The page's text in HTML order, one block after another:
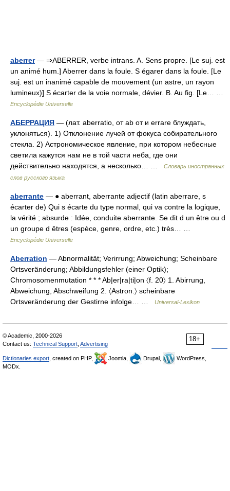
aberrer— ⇒ABERRER, verbe intrans. A. Sens propre. [Le suj. est
un animé hum.] Aberrer dans la foule. S égarer dans la foule. [Le
suj. est un inanimé capable de mouvement (un astre, un rayon
lumineux)] S écarter de la voie normale, dévier. B. Au fig. [Le… …
Encyclopédie Universelle
АБЕРРАЦИЯ — (лат. aberratio, от ab от и errare блуждать,
уклоняться). 1) Отклонение лучей от фокуса собирательного
стекла. 2) Астрономическое явление, при котором небесные
светила кажутся нам не в той части неба, где они
действительно находятся, а несколько… …
Словарь иностранных
слов русского языка
aberrante — ● aberrant, aberrante adjectif (latin aberrare, s
écarter de) Qui s écarte du type normal, qui va contre la logique,
la vérité ; absurde : Idée, conduite aberrante. Se dit d un être ou d
un groupe d êtres (espèce, genre, ordre, etc.) très… …
Encyclopédie Universelle
Aberration — Abnormalität; Verirrung; Abweichung; Scheinbare
Ortsveränderung; Abbildungsfehler (einer Optik);
Chromosomenmutation * * * Ab|er|ra|ti|on 〈f. 20〉 1. Abirrung,
Abweichung, Abschweifung 2. 〈Astron.〉 scheinbare
Ortsveränderung der Gestirne infolge… …
Universal-Lexikon
18+
© Academic, 2000-2026
Contact us: Technical Support Advertising
Dictionaries export , created on PHP, Joomla, Drupal,
WordPress,
MODx.